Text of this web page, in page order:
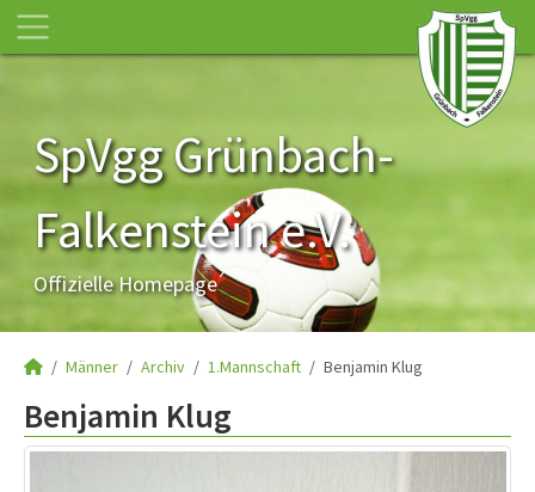
SpVgg Grünbach-
Falkenstein e.V.
Offizielle Homepage
Männer Archiv 1.Mannschaft Benjamin Klug
Benjamin Klug